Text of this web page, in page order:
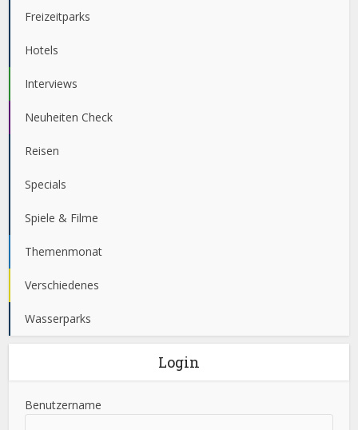
Freizeitparks
Hotels
Interviews
Neuheiten Check
Reisen
Specials
Spiele & Filme
Themenmonat
Verschiedenes
Wasserparks
Login
Benutzername